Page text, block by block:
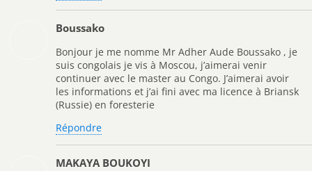
Boussako
Bonjour je me nomme Mr Adher Aude Boussako , je
suis congolais je vis à Moscou, j’aimerai venir
continuer avec le master au Congo. J’aimerai avoir
les informations et j’ai fini avec ma licence à Briansk
(Russie) en foresterie
Répondre
MAKAYA BOUKOYI